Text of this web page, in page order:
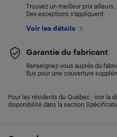
Trouvez un meilleur prix ailleurs,
Des exceptions s’appliquent.
Voir les détails
Garantie du fabricant
Renseignez-vous auprès du
Buy pour une couverture
Pour les résidents du Québec : voir la
disponibilité dans la section